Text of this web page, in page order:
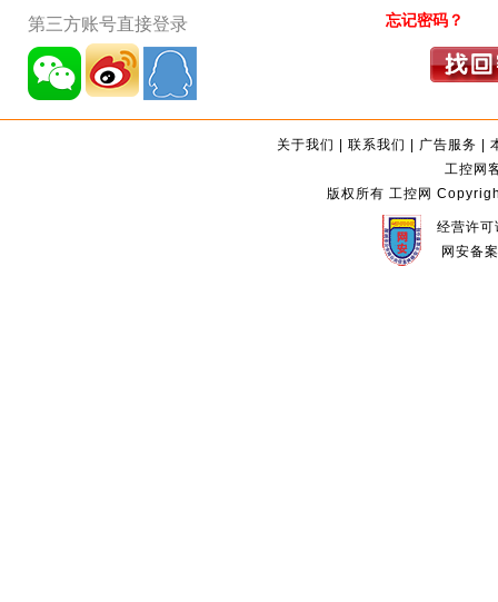
第三方账号直接登录 忘记密码？
关于我们 |联系我们 | 广告服务 |
工控网
版权所有 工控网
经营许
网安备